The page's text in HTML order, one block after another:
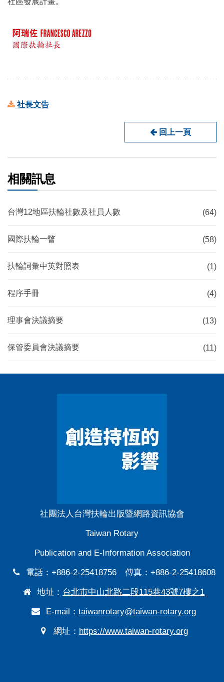
社長文告
回上一頁
相關訊息
台灣12地區扶輪社數及社員人數 (64)
國際扶輪一瞥 (58)
扶輪詞彙中英對照表 (1)
程序手冊 (4)
理事會決議摘要 (13)
保管委員會決議摘要 (11)
社團法人台灣扶輪出版暨網路資訊協會
Taiwan Rotary
Publication and E-Information Association
電話：+886-2-25418756 傳真：+886-2-25418608
地址： 台北市中山北路二段115巷43號7樓之1
E-mail： taiwanrotary@taiwan-rotary.org
網址： https://www.taiwan-rotary.org